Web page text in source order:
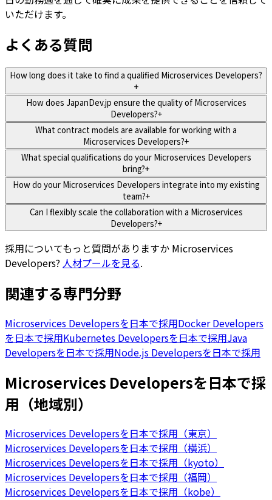
いただけます。
よくある質問
How long does it take to find a qualified Microservices Developers?
+
How does JapanDev.jp ensure the quality of Microservices
Developers?+
What contract models are available for working with a
Microservices Developers?+
What special qualifications do your Microservices Developers
bring?+
How do your Microservices Developers integrate into my existing
team?+
Can I flexibly scale the collaboration with a Microservices
Developers?+
採用についてもっと質問がありますか Microservices
Developers? 人材プールを見る.
関連する専門分野
Microservices Developersを日本で採用Docker Developers
を日本で採用Kubernetes Developersを日本で採用Java
Developersを日本で採用Node.js Developersを日本で採用
Microservices Developersを日本で採
用（地域別）
Microservices Developersを日本で採用（東京）
Microservices Developersを日本で採用（横浜）
Microservices Developersを日本で採用（kyoto）
Microservices Developersを日本で採用（福岡）
Microservices Developersを日本で採用（kobe）